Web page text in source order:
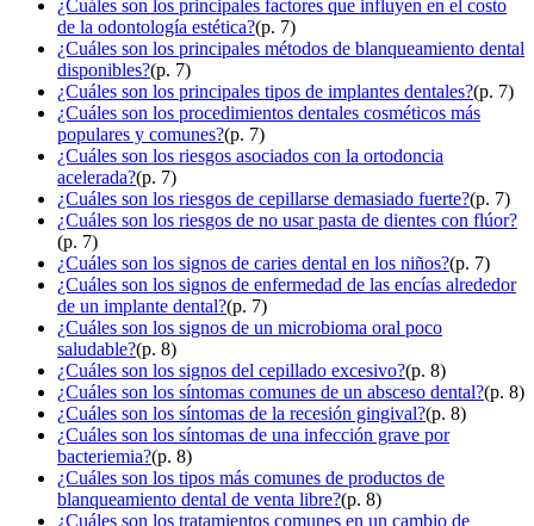
¿Cuáles son los principales factores que influyen en el costo
de la odontología estética?(p. 7)
¿Cuáles son los principales métodos de blanqueamiento dental
disponibles?(p. 7)
¿Cuáles son los principales tipos de implantes dentales?(p. 7)
¿Cuáles son los procedimientos dentales cosméticos más
populares y comunes?(p. 7)
¿Cuáles son los riesgos asociados con la ortodoncia
acelerada?(p. 7)
¿Cuáles son los riesgos de cepillarse demasiado fuerte?(p. 7)
¿Cuáles son los riesgos de no usar pasta de dientes con flúor?
(p. 7)
¿Cuáles son los signos de caries dental en los niños?(p. 7)
¿Cuáles son los signos de enfermedad de las encías alrededor
de un implante dental?(p. 7)
¿Cuáles son los signos de un microbioma oral poco
saludable?(p. 8)
¿Cuáles son los signos del cepillado excesivo?(p. 8)
¿Cuáles son los síntomas comunes de un absceso dental?(p. 8)
¿Cuáles son los síntomas de la recesión gingival?(p. 8)
¿Cuáles son los síntomas de una infección grave por
bacteriemia?(p. 8)
¿Cuáles son los tipos más comunes de productos de
blanqueamiento dental de venta libre?(p. 8)
¿Cuáles son los tratamientos comunes en un cambio de